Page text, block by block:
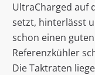
UltraCharged auf
setzt, hinterlässt
schon einen
Referenzkühler
Die Taktraten